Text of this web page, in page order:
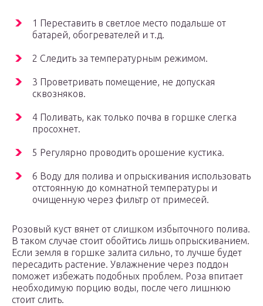
1 Переставить в светлое место подальше от
батарей, обогревателей и т.д.
2 Следить за температурным режимом.
3 Проветривать помещение, не допуская
сквозняков.
4 Поливать, как только почва в горшке слегка
просохнет.
5 Регулярно проводить орошение кустика.
6 Воду для полива и опрыскивания использовать
отстоянную до комнатной температуры и
очищенную через фильтр от примесей.
Розовый куст вянет от слишком избыточного полива.
В таком случае стоит обойтись лишь опрыскиванием.
Если земля в горшке залита сильно, то лучше будет
пересадить растение. Увлажнение через поддон
поможет избежать подобных проблем. Роза впитает
необходимую порцию воды, после чего лишнюю
стоит слить.